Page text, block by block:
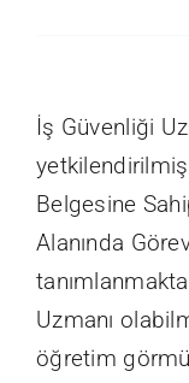
Teklif Al
İş Güvenliği
yetkilendirilmiş
Belgesine
Alanında
Uzmanı
öğretim